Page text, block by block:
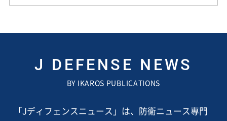
J DEFENSE NEWS
BY IKAROS PUBLICATIONS
「Jディフェンスニュース」は、防衛ニュース専門